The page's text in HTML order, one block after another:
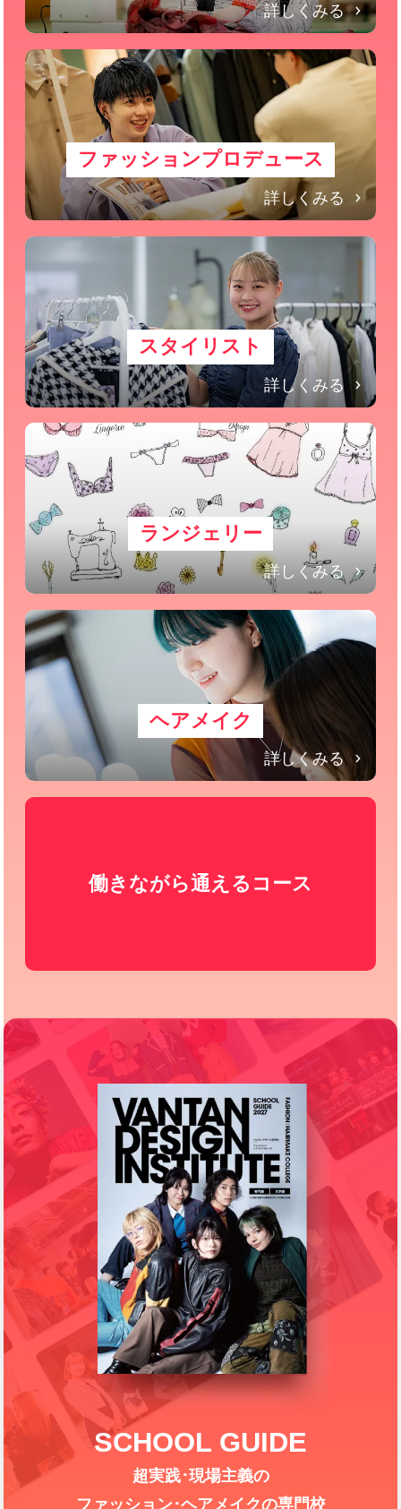
詳しくみる
ファッションプロデュース
詳しくみる
スタイリスト
詳しくみる
ランジェリー
詳しくみる
ヘアメイク
詳しくみる
働きながら通えるコース
SCHOOL GUIDE
超実践･現場主義の
ファッション･ヘアメイクの専門校